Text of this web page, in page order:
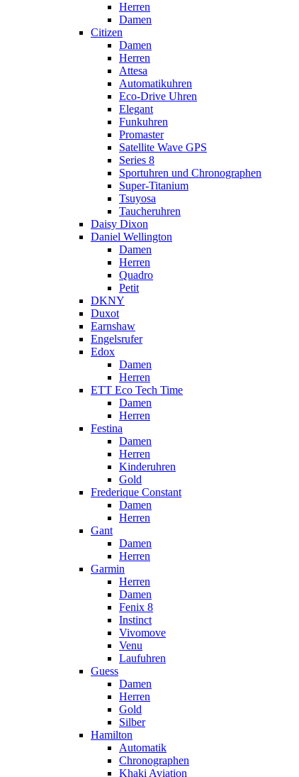
Herren
Damen
Citizen
Damen
Herren
Attesa
Automatikuhren
Eco-Drive Uhren
Elegant
Funkuhren
Promaster
Satellite Wave GPS
Series 8
Sportuhren und Chronographen
Super-Titanium
Tsuyosa
Taucheruhren
Daisy Dixon
Daniel Wellington
Damen
Herren
Quadro
Petit
DKNY
Duxot
Earnshaw
Engelsrufer
Edox
Damen
Herren
ETT Eco Tech Time
Damen
Herren
Festina
Damen
Herren
Kinderuhren
Gold
Frederique Constant
Damen
Herren
Gant
Damen
Herren
Garmin
Herren
Damen
Fenix 8
Instinct
Vivomove
Venu
Laufuhren
Guess
Damen
Herren
Gold
Silber
Hamilton
Automatik
Chronographen
Khaki Aviation